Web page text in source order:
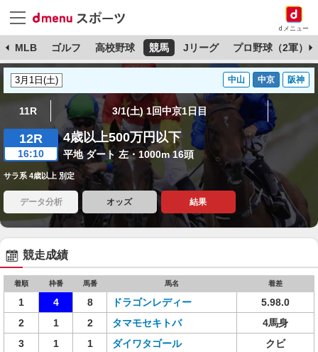
dメニュー
MLB ゴルフ 高校野球 競馬 Jリーグ プロ野球（2軍）
中山 中京 阪神
11R 3/1(土) 1回中京1日目
12R
16:10
4歳以上500万円以下
平地 ダート 左・1000m 16頭
サラ系 4歳以上 別定
データ分析 オッズ 結果
競走成績
着順 枠番 馬番 馬名 着差
1 4 8 ドラゴンレディー
5.98.0
2
1 2 タマモセキトバ
4馬身
3
1 1 ダイワタゴール
クビ